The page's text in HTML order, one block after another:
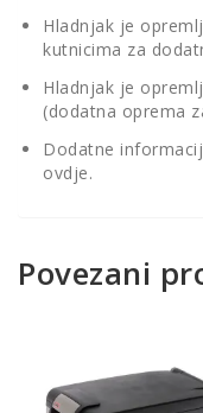
Hladnjak je
kutnicima za
Hladnjak je
(dodatna oprema
Dodatne
ovdje.
Povezani